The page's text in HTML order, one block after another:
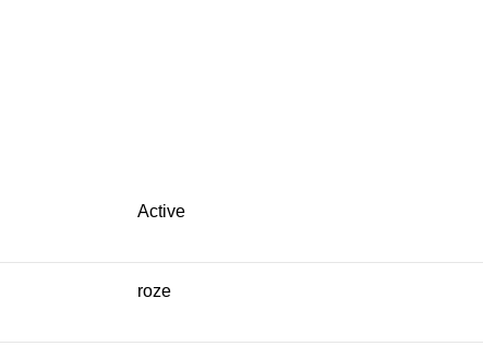
Active
roze